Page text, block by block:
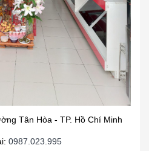
Tân Hòa - TP. Hồ Chí Minh
0987.023.995